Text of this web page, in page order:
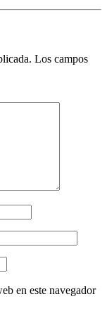
Los campos
en este navegador